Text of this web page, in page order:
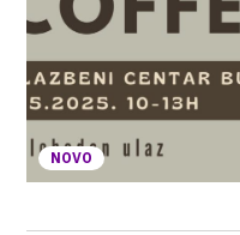
NOVO